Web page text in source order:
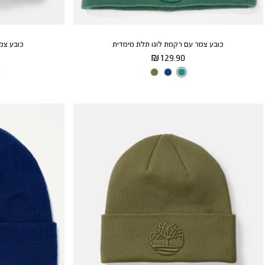
כובע צמר עם רקמת לוגו תלת מימדית
מחיר
מוצר
129.90 ₪
צבע
Crystal
כובע